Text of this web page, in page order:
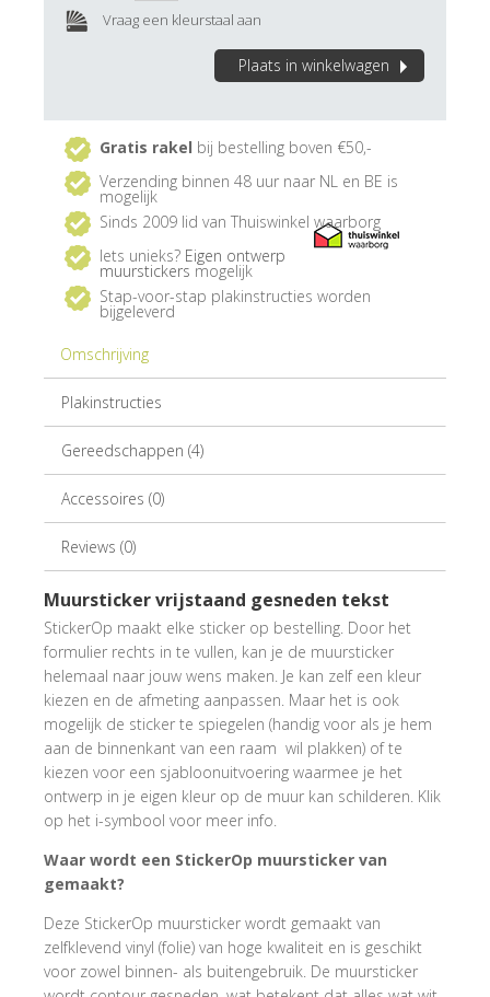
Plaats in winkelwagen
Vraag een kleurstaal aan
Gratis rakel bij bestelling boven €50,-
Verzending binnen 48 uur naar NL en BE is
mogelijk
Sinds 2009 lid van Thuiswinkel waarborg
Iets unieks? Eigen ontwerp
muurstickers mogelijk
Stap-voor-stap plakinstructies worden
bijgeleverd
Omschrijving
Plakinstructies
Gereedschappen (4)
Accessoires (0)
Reviews (0)
Muursticker vrijstaand gesneden tekst
StickerOp maakt elke sticker op bestelling. Door het
formulier rechts in te vullen, kan je de muursticker
helemaal naar jouw wens maken. Je kan zelf een kleur
kiezen en de afmeting aanpassen. Maar het is ook
mogelijk de sticker te spiegelen (handig voor als je hem
aan de binnenkant van een raam wil plakken) of te
kiezen voor een sjabloonuitvoering waarmee je het
ontwerp in je eigen kleur op de muur kan schilderen. Klik
op het i-symbool voor meer info.
Waar wordt een StickerOp muursticker van
gemaakt?
Deze StickerOp muursticker wordt gemaakt van
zelfklevend vinyl (folie) van hoge kwaliteit en is geschikt
voor zowel binnen- als buitengebruik. De muursticker